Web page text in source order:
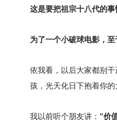
这是要把祖宗十八代的
为了一个小破球电影，
依我看，以后大家都别
孩，光天化日下抱着你
我以前听个朋友讲： “价